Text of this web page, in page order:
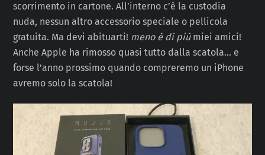
scorrimento in cartone. All’interno c’è la custodia
nuda, nessun altro accessorio speciale o pellicola
gratuita. Ma devi abituarti! meno è di piùmiei amici!
Anche Apple ha rimosso quasi tutto dalla scatola… e
forse l’anno prossimo quando compreremo un iPhone
avremo solo la scatola!